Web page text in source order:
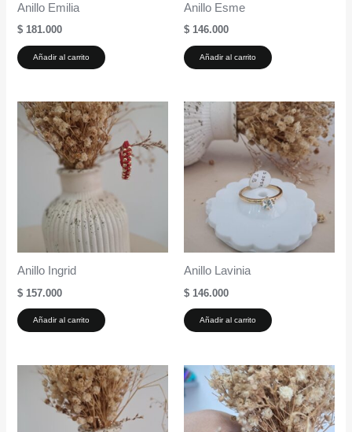
Anillo Emilia
$ 181.000
Añadir al carrito
Anillo Esme
$ 146.000
Añadir al carrito
Anillo Ingrid
$ 157.000
Añadir al carrito
Anillo Lavinia
$ 146.000
Añadir al carrito